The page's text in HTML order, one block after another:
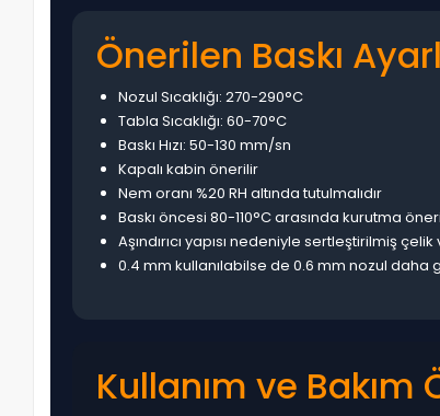
Önerilen Baskı
Nozul Sıcaklığı: 270-290°C
Tabla Sıcaklığı: 60-70°C
Baskı Hızı: 50-130 mm/sn
Kapalı kabin önerilir
Nem oranı %20 RH altında tutulmalıdır
Baskı öncesi 80-110°C arasında kurutma
Aşındırıcı yapısı nedeniyle sertleştirilmiş
0.4 mm kullanılabilse de 0.6 mm nozul
Kullanım ve Bakım